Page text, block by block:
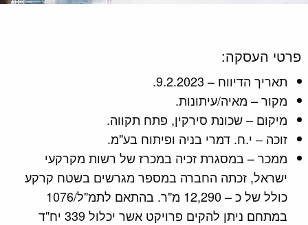
פרטי העסקה:
תאריך הדיווח – 9.2.2023.
מקור – מאיה/עיתונות.
מיקום – שכונת סירקין, פתח תקווה.
זוכה – י.ח. דמרי בניה ופיתוח בע"מ.
ממכר – במסגרת זכיה במכרז של רשות מקרקעי
ישראל, זכתה החברה במספר מגרשים בשטח קרקע
כולל של כ – 12,290 מ"ר. בהתאם לתמ"ל/1076
במתחם ניתן להקים פרויקט אשר יכלול 339 יח"ד